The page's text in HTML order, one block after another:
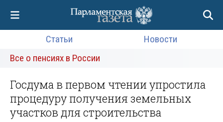
Статьи
Новости
Все о пенсиях в России
Госдума в первом чтении упростила
процедуру получения земельных
участков для строительства